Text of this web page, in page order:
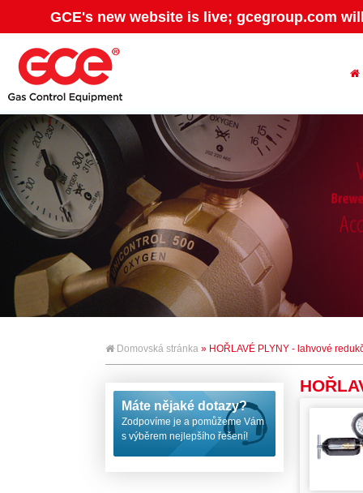
GCE's new website is live; gcegroup.com
Domovská stránka » HOŘLAVÉ PLYNY - lahvové
Máte nějaké dotazy?
Zodpovíme je a pomůžeme Vám
s výběrem nejlepšího řešení!